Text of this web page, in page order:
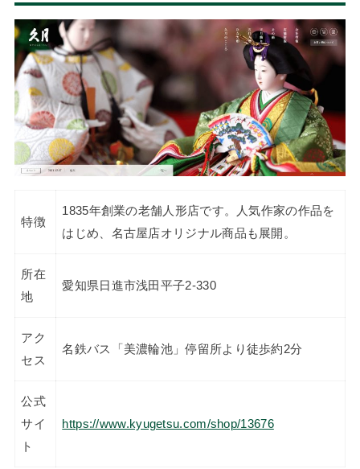
特徴
1835年創業の老舗人形店です。人気作家の作品を
はじめ、名古屋店オリジナル商品も展開。
所在
地
愛知県日進市浅田平子2-330
アク
セス
名鉄バス「美濃輪池」停留所より徒歩約2分
公式
サイ
ト
https://www.kyugetsu.com/shop/13676